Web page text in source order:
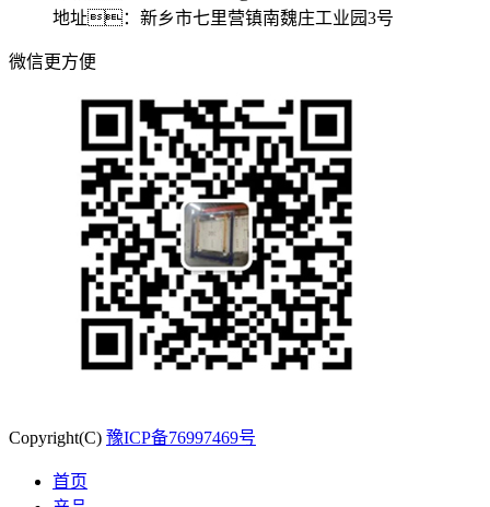
地址：新乡市七里营镇南魏庄工业园3号
微信更方便
Copyright(C) 豫ICP备76997469号
首页